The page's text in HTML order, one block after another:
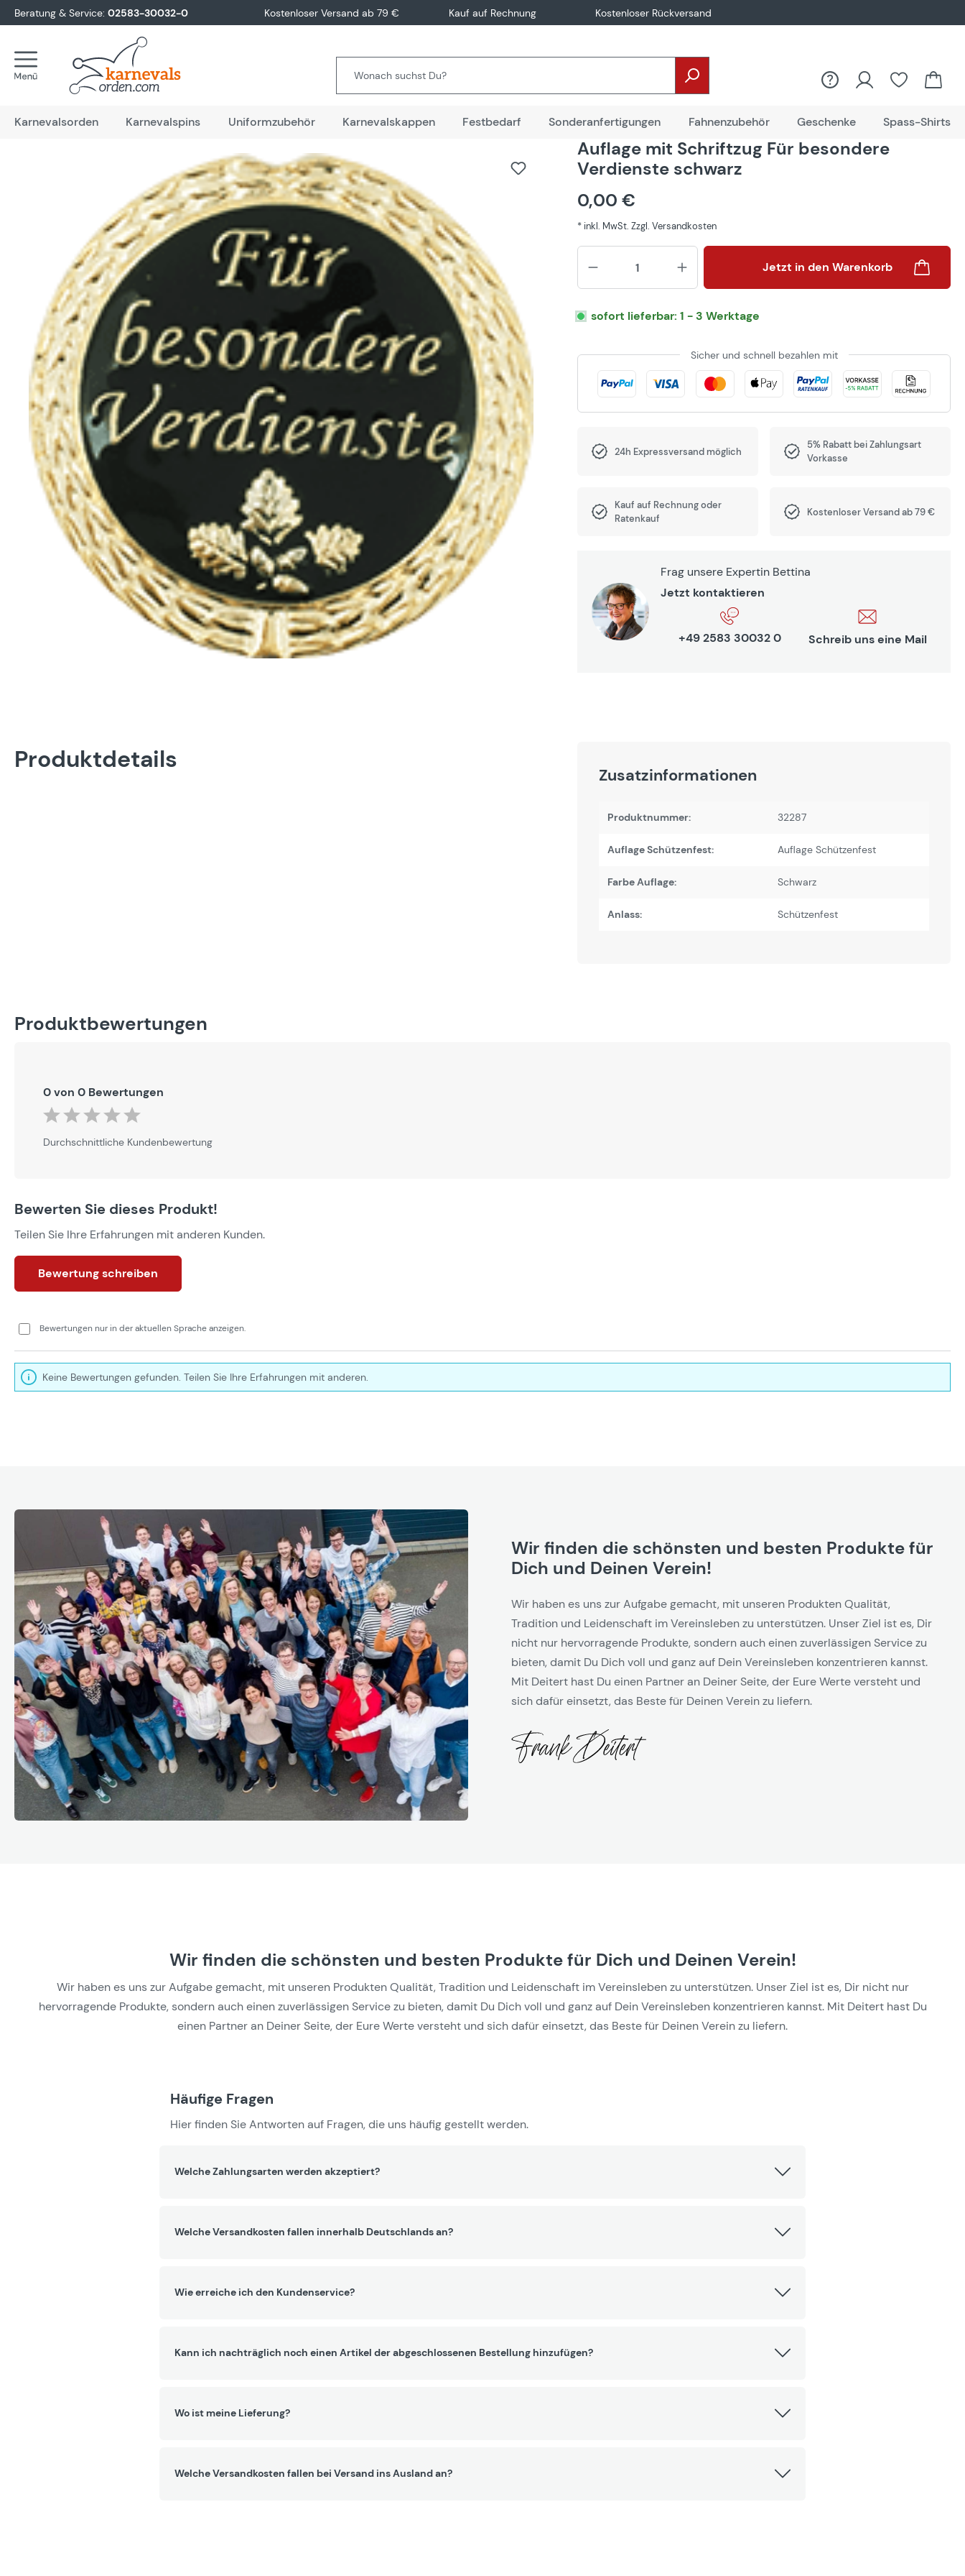
Zur Hauptnavigation springen
Beratung & Service: 02583-30032-0 Kostenloser Versand ab 79 € Kauf auf Rechnung Kostenloser Rückversand
Karnevalsorden Karnevalspins Uniformzubehör Karnevalskappen Festbedarf Sonderanfertigungen Fahnenzubehör Geschenke Spass-Shirts
Auflage mit Schriftzug Für besondere
Verdienste schwarz
0,00 €
* inkl. MwSt. Zzgl. Versandkosten
Produkt Anzahl: Gib den
Jetzt in den Warenkorb
sofort lieferbar: 1 - 3 Werktage
Sicher und schnell bezahlen mit
24h Expressversand möglich
5% Rabatt bei Zahlungsart
Vorkasse
Kauf auf Rechnung oder
Ratenkauf
Kostenloser Versand ab 79 €
Frag unsere Expertin Bettina
Jetzt kontaktieren
+49 2583 30032 0 Schreib uns eine Mail
Produktdetails
Zusatzinformationen
Produktnummer: 32287
Auflage Schützenfest: Auflage Schützenfest
Farbe Auflage: Schwarz
Anlass: Schützenfest
Produktbewertungen
0 von 0 Bewertungen
Durchschnittliche Bewertung von 0 von 5 Sternen
Durchschnittliche Kundenbewertung
Bewerten Sie dieses Produkt!
Teilen Sie Ihre Erfahrungen mit anderen Kunden.
Bewertung schreiben
Bewertungen nur in der aktuellen Sprache anzeigen.
Keine Bewertungen gefunden. Teilen Sie Ihre Erfahrungen mit anderen.
Wir finden die schönsten und besten Produkte für
Dich und Deinen Verein!
Wir haben es uns zur Aufgabe gemacht, mit unseren Produkten Qualität,
Tradition und Leidenschaft im Vereinsleben zu unterstützen. Unser Ziel ist es, Dir
nicht nur hervorragende Produkte, sondern auch einen zuverlässigen Service zu
bieten, damit Du Dich voll und ganz auf Dein Vereinsleben konzentrieren kannst.
Mit Deitert hast Du einen Partner an Deiner Seite, der Eure Werte versteht und
sich dafür einsetzt, das Beste für Deinen Verein zu liefern.
Wir finden die schönsten und besten Produkte für Dich und Deinen Verein!
Wir haben es uns zur Aufgabe gemacht, mit unseren Produkten Qualität, Tradition und Leidenschaft im Vereinsleben zu unterstützen. Unser Ziel ist es, Dir nicht nur
hervorragende Produkte, sondern auch einen zuverlässigen Service zu bieten, damit Du Dich voll und ganz auf Dein Vereinsleben konzentrieren kannst. Mit Deitert hast Du
einen Partner an Deiner Seite, der Eure Werte versteht und sich dafür einsetzt, das Beste für Deinen Verein zu liefern.
Häufige Fragen
Hier finden Sie Antworten auf Fragen, die uns häufig gestellt werden.
Welche Zahlungsarten werden akzeptiert?
Welche Versandkosten fallen innerhalb Deutschlands an?
Wie erreiche ich den Kundenservice?
Kann ich nachträglich noch einen Artikel der abgeschlossenen Bestellung hinzufügen?
Wo ist meine Lieferung?
Welche Versandkosten fallen bei Versand ins Ausland an?